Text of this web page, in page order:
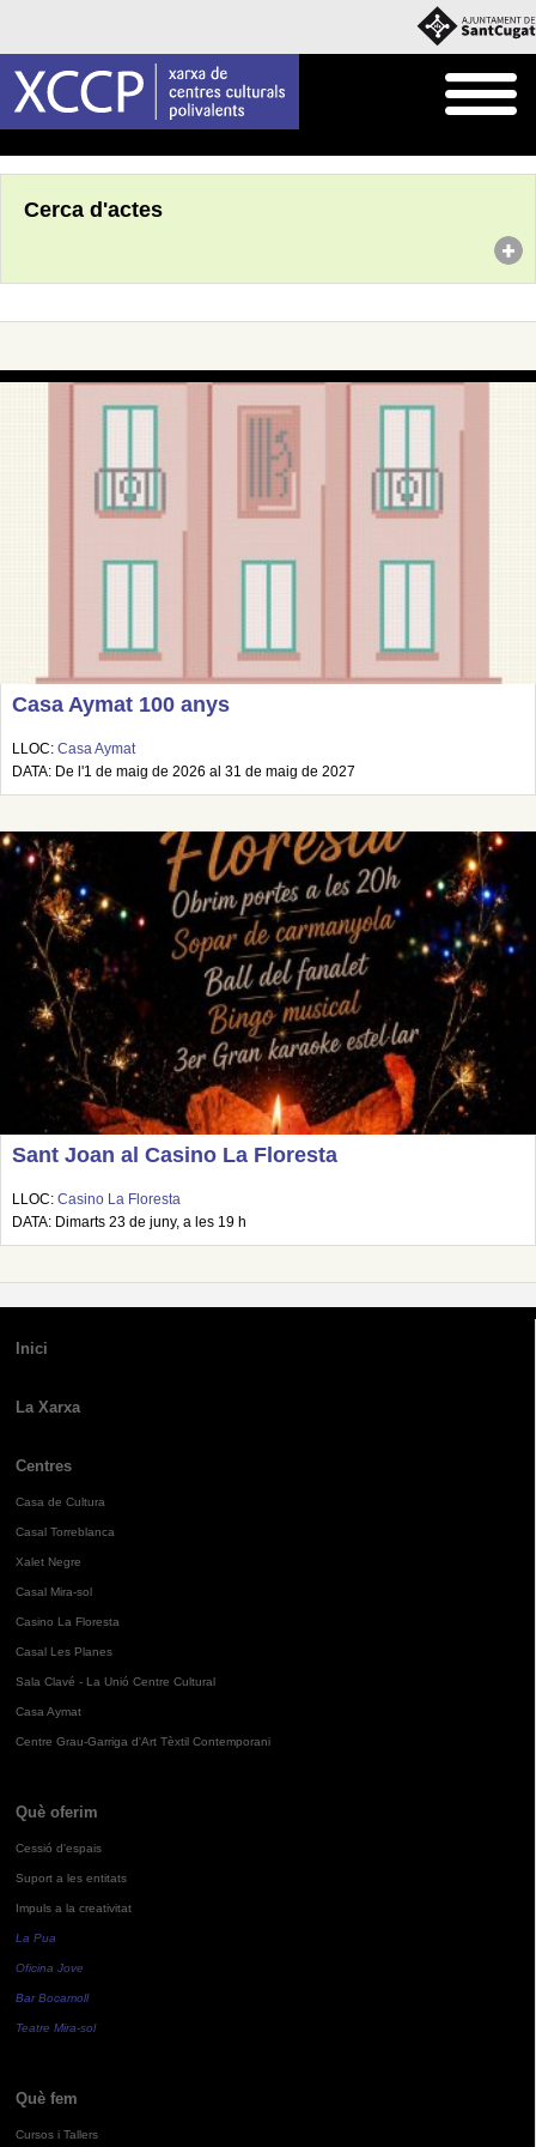
Cerca d'actes
Casa Aymat 100 anys
LLOC: Casa Aymat
DATA: De l'1 de maig de 2026 al 31 de maig de 2027
Sant Joan al Casino La Floresta
LLOC: Casino La Floresta
DATA: Dimarts 23 de juny, a les 19 h
Inici
La Xarxa
Centres
Casa de Cultura
Casal Torreblanca
Xalet Negre
Casal Mira-sol
Casino La Floresta
Casal Les Planes
Sala Clavé - La Unió Centre Cultural
Casa Aymat
Centre Grau-Garriga d'Art Tèxtil Contemporani
Què oferim
Cessió d'espais
Suport a les entitats
Impuls a la creativitat
La Pua
Oficina Jove
Bar Bocamoll
Teatre Mira-sol
Què fem
Cursos i Tallers